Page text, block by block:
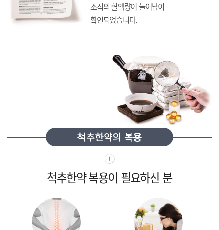
조직의 혈액량이 늘어남이
확인되었습니다.
척추한약의복용
척추한약 복용이 필요하신 분